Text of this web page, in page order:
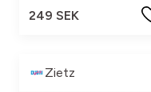
249 SEK
Zietz